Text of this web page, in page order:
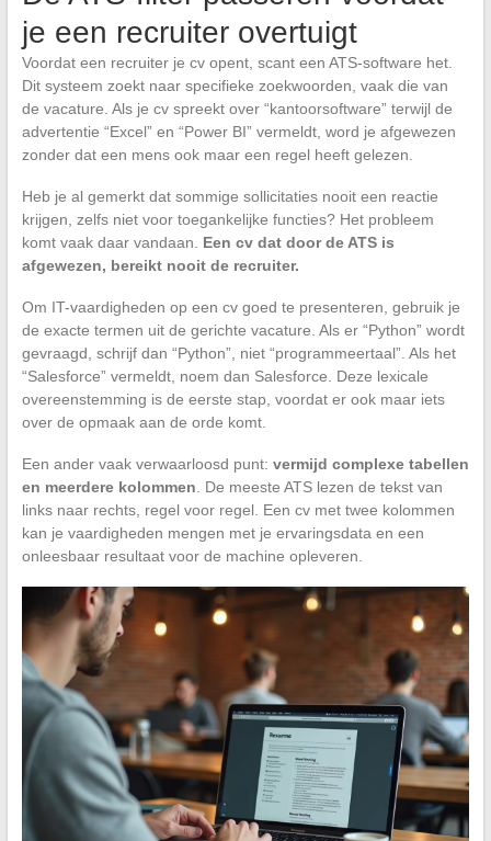
je een recruiter overtuigt
Voordat een recruiter je cv opent, scant een ATS-software het.
Dit systeem zoekt naar specifieke zoekwoorden, vaak die van
de vacature. Als je cv spreekt over “kantoorsoftware” terwijl de
advertentie “Excel” en “Power BI” vermeldt, word je afgewezen
zonder dat een mens ook maar een regel heeft gelezen.
Heb je al gemerkt dat sommige sollicitaties nooit een reactie
krijgen, zelfs niet voor toegankelijke functies? Het probleem
komt vaak daar vandaan. Een cv dat door de ATS is
afgewezen, bereikt nooit de recruiter.
Om IT-vaardigheden op een cv goed te presenteren, gebruik je
de exacte termen uit de gerichte vacature. Als er “Python” wordt
gevraagd, schrijf dan “Python”, niet “programmeertaal”. Als het
“Salesforce” vermeldt, noem dan Salesforce. Deze lexicale
overeenstemming is de eerste stap, voordat er ook maar iets
over de opmaak aan de orde komt.
Een ander vaak verwaarloosd punt: vermijd complexe tabellen
en meerdere kolommen . De meeste ATS lezen de tekst van
links naar rechts, regel voor regel. Een cv met twee kolommen
kan je vaardigheden mengen met je ervaringsdata en een
onleesbaar resultaat voor de machine opleveren.